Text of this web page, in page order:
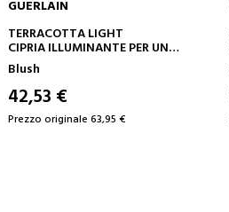
AGGIUNGI AL CARRELLO
GUERLAIN
PRECIOUS LIGHT
ILLUMINANTE RINGIOVANENTE
Illuminanti
34,54 €
Prezzo originale 55,94 €